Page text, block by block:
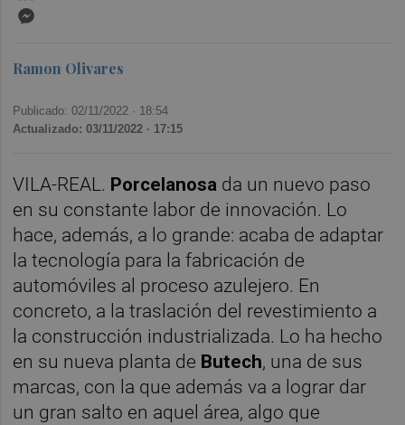
Ramon Olivares
Publicado: 02/11/2022 · 18:54
Actualizado: 03/11/2022 · 17:15
VILA-REAL. Porcelanosa da un nuevo paso
en su constante labor de innovación. Lo
hace, además, a lo grande: acaba de adaptar
la tecnología para la fabricación de
automóviles al proceso azulejero. En
concreto, a la traslación del revestimiento a
la construcción industrializada. Lo ha hecho
en su nueva planta de Butech, una de sus
marcas, con la que además va a lograr dar
un gran salto en aquel área, algo que